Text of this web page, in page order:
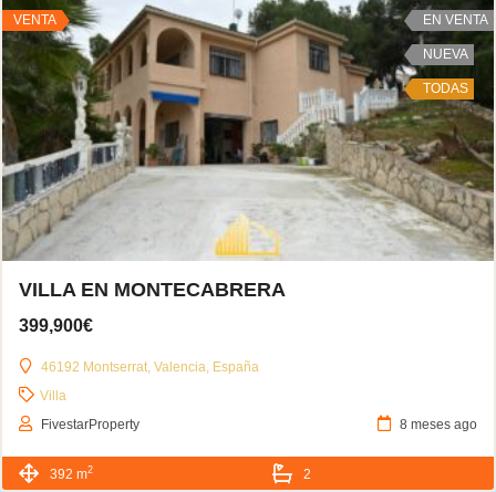
VENTA EN VENTA
NUEVA
TODAS
VILLA EN MONTECABRERA
399,900€
46192 Montserrat, Valencia, España
Villa
FivestarProperty
8 meses ago
392 m2 2